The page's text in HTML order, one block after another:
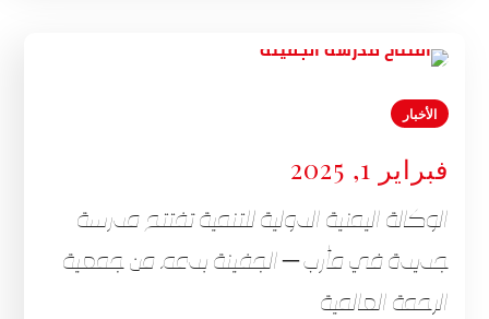
الأخبار
فبراير 1, 2025
الوكالة اليمنية الدولية للتنمية تفتتح مدرسة
جديدة في مأرب – الجفينة بدعم من جمعية
الرحمة العالمية